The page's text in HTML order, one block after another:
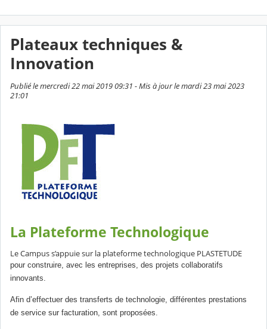
Plateaux techniques &
Innovation
Publié le mercredi 22 mai 2019 09:31 - Mis à jour le mardi 23 mai 2023
21:01
La Plateforme Technologique
Le Campus s’appuie sur la plateforme technologique PLASTETUDE
pour construire, avec les entreprises, des projets collaboratifs
innovants.
Afin d’effectuer des transferts de technologie, différentes prestations
de service sur facturation, sont proposées.